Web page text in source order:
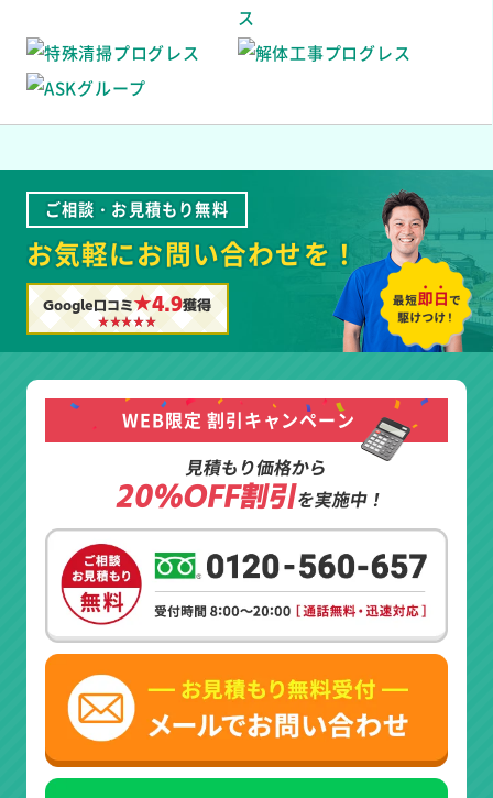
ご相談・お見積もり無料
お気軽にお問い合わせを！
Google口コミ★4.9獲得
WEB限定 割引キャンペーン
見積もり価格から
20%OFF割引を実施中！